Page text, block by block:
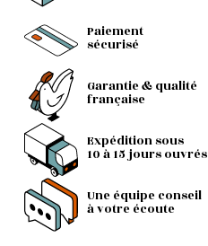
Paiement
sécurisé
Garantie & qualité
française
Expédition sous
10 à 15 jours ouvrés
Une équipe conseil
à votre écoute